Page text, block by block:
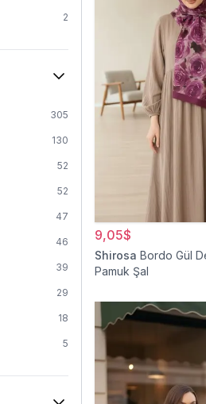
2
2
305
130
52
52
47
46
39
29
18
5
9,05$
Shirosa Bordo Gül
Pamuk Şal